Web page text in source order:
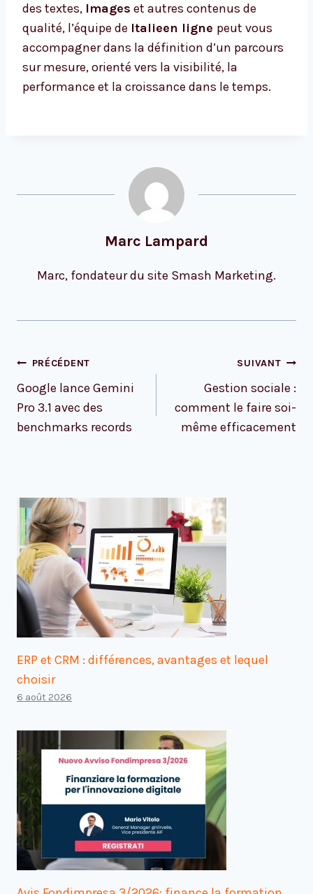
des textes, Images et autres contenus de
qualité, l’équipe de Italieen ligne peut vous
accompagner dans la définition d’un parcours
sur mesure, orienté vers la visibilité, la
performance et la croissance dans le temps.
Marc Lampard
Marc, fondateur du site Smash Marketing.
Navigation
l’article
PRÉCÉDENT
Google lance Gemini
Pro 3.1 avec des
benchmarks records
SUIVANT
Gestion sociale :
comment le faire soi-
même efficacement
ERP et CRM : différences, avantages et lequel
choisir
6 août 2026